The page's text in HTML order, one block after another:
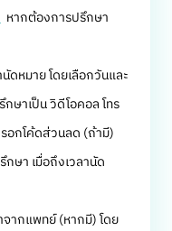
หากต้องการปรึกษา
หมาย โดยเลือกวันและ
ษาเป็น วิดีโอคอล โทร
อกโค้ดส่วนลด (ถ้ามี)
กษา เมื่อถึงเวลานัด
ากแพทย์ (หากมี) โดย